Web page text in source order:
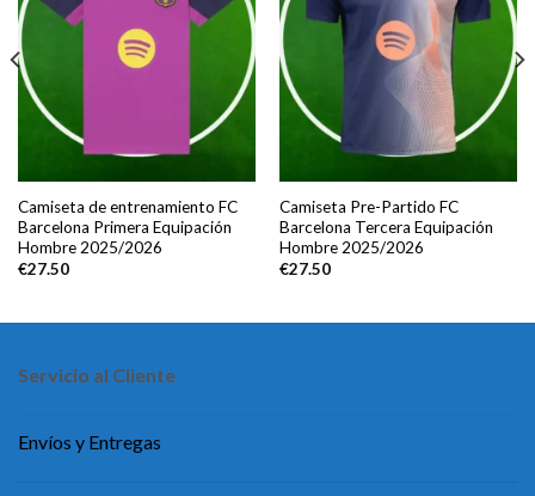
Camiseta de entrenamiento FC
Barcelona Primera Equipación
Hombre 2025/2026
€27.50
Camiseta Pre-Partido FC
Barcelona Tercera Equipación
Hombre 2025/2026
€27.50
Servicio al Cliente
Envíos y Entregas